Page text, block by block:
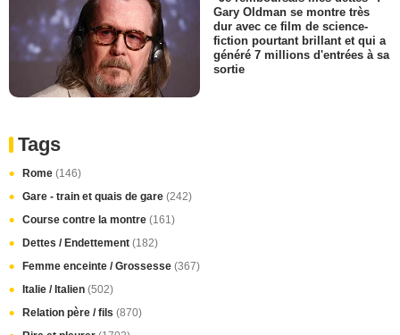
Gary Oldman se montre très
dur avec ce film de science-
fiction pourtant brillant et qui a
généré 7 millions d'entrées à sa
sortie
Tags
Rome (146)
Gare - train et quais de gare (242)
Course contre la montre (161)
Dettes / Endettement (182)
Femme enceinte / Grossesse (367)
Italie / Italien (502)
Relation père / fils (870)